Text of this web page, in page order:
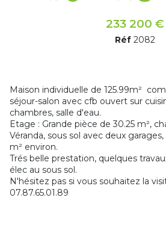
233 200 €
Réf 2082
Maison individuelle de 125.99m²
séjour-salon avec cfb ouvert sur
chambres, salle d'eau.
Etage : Grande pièce de 30.25 m²,
Véranda, sous sol avec deux
m² environ.
Trés belle prestation, quelques
élec au sous sol.
N'hésitez pas si vous souhaitez la
07.87.65.01.89